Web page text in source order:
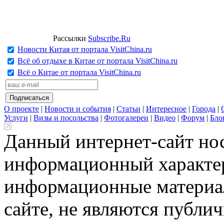
Рассылки Subscribe.Ru
Новости Китая от портала VisitChina.ru
Всё об отдыхе в Китае от портала VisitChina.ru
Всё о Китае от портала VisitChina.ru
О проекте | Новости и события | Статьи | Интересное | Города |
Услуги | Визы и посольства | Фотогалереи | Видео | Форум |
Данный интернет-сайт
информационный
информационные
сайте, не являются